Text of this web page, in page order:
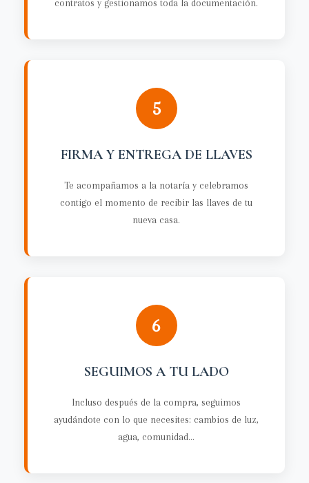
contratos y gestionamos toda la documentación.
5
FIRMA Y ENTREGA DE LLAVES
Te acompañamos a la notaría y celebramos
contigo el momento de recibir las llaves de tu
nueva casa.
6
SEGUIMOS A TU LADO
Incluso después de la compra, seguimos
ayudándote con lo que necesites: cambios de luz,
agua, comunidad...